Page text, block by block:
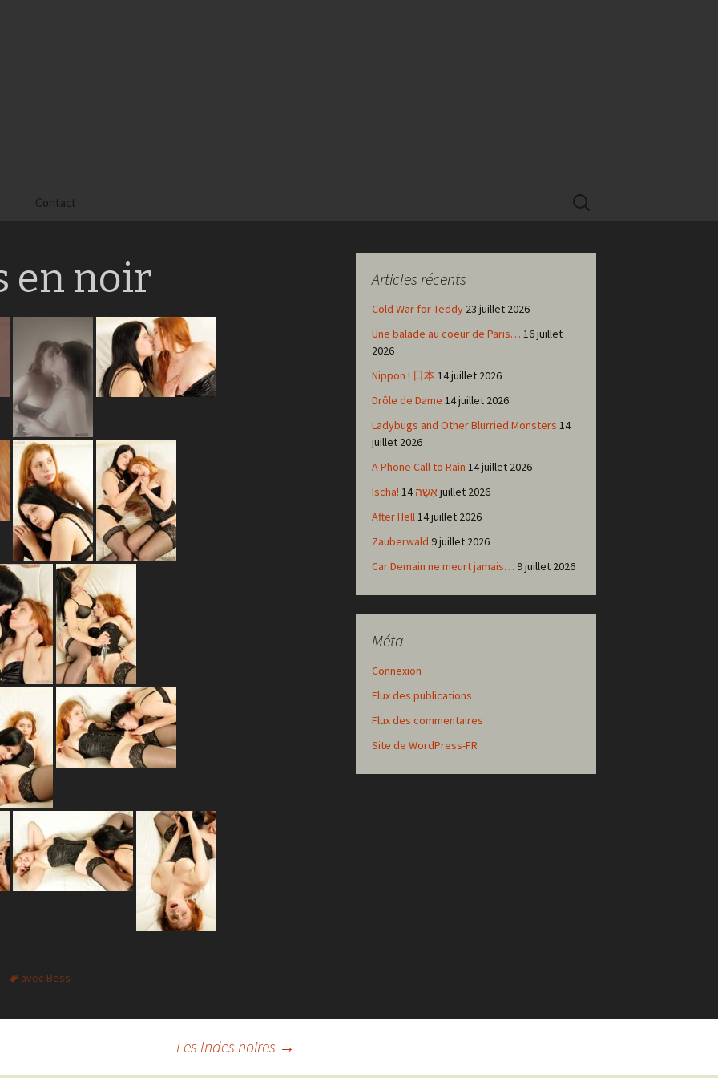
Mac Gregor
Contact
Rechercher :
en noir
avec Bess
Les Indes noires →
Articles récents
Cold War for Teddy 23 juillet 2026
Une balade au coeur de Paris… 16 juillet
2026
Nippon ! 日本 14 juillet 2026
Drôle de Dame 14 juillet 2026
Ladybugs and Other Blurried Monsters 14
juillet 2026
A Phone Call to Rain 14 juillet 2026
Ischa! אִשָּׁה14 juillet 2026
After Hell14 juillet 2026
Zauberwald 9 juillet 2026
Car Demain ne meurt jamais… 9 juillet 2026
Méta
Connexion
Flux des publications
Flux des commentaires
Site de WordPress-FR